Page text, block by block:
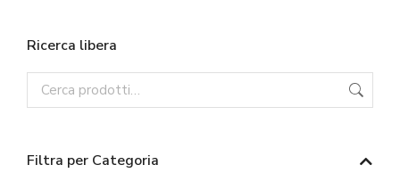
Ricerca libera
Filtra per Categoria